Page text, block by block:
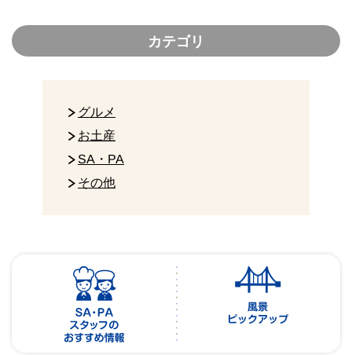
カテゴリ
グルメ
お土産
SA・PA
その他